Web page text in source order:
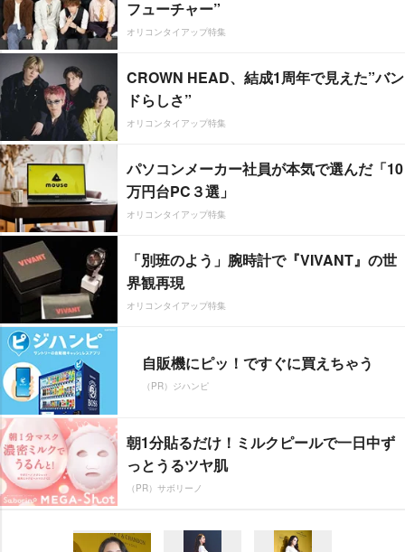
フューチャー”
オリコンタイアップ特集
CROWN HEAD、結成1周年で見えた”バン
ドらしさ”
オリコンタイアップ特集
パソコンメーカー社員が本気で選んだ「10
万円台PC３選」
オリコンタイアップ特集
「別班のよう」腕時計で『VIVANT』の世
界観再現
オリコンタイアップ特集
自販機にピッ！ですぐに買えちゃう
（PR）ジハンピ
朝1分貼るだけ！ミルクピールで一日中ず
っとうるツヤ肌
（PR）サボリーノ